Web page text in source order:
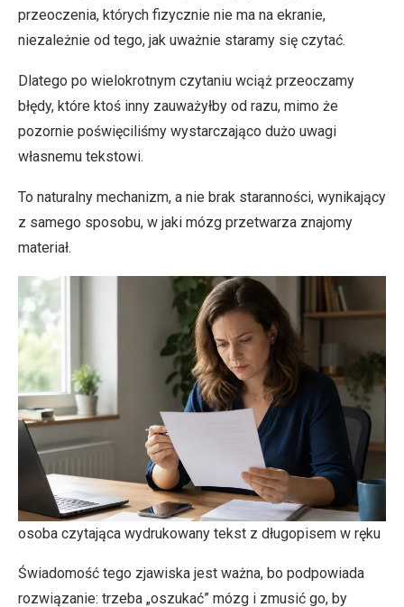
przeoczenia, których fizycznie nie ma na ekranie,
niezależnie od tego, jak uważnie staramy się czytać.
Dlatego po wielokrotnym czytaniu wciąż przeoczamy
błędy, które ktoś inny zauważyłby od razu, mimo że
pozornie poświęciliśmy wystarczająco dużo uwagi
własnemu tekstowi.
To naturalny mechanizm, a nie brak staranności, wynikający
z samego sposobu, w jaki mózg przetwarza znajomy
materiał.
osoba czytająca wydrukowany tekst z długopisem w ręku
Świadomość tego zjawiska jest ważna, bo podpowiada
rozwiązanie: trzeba „oszukać” mózg i zmusić go, by